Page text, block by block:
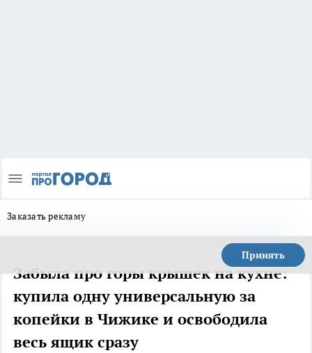
Заказать рекламу
Принять
Забыла про горы крышек на кухне:
купила одну универсальную за
копейки в Чижике и освободила
весь ящик сразу